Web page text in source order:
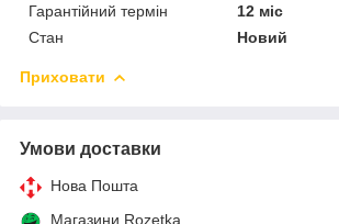
Гарантійний термін
12 міс
Стан
Новий
Приховати
Умови доставки
Нова Пошта
Магазини Rozetka